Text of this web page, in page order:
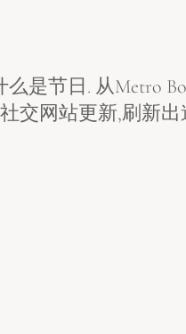
么是节日. 从Metro
交网站更新,刷新